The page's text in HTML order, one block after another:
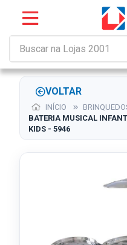
VOLTAR
INÍCIO
BATERIA MUSICAL
KIDS - 5946